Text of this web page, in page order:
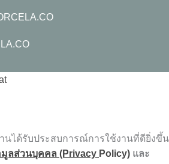
นได้รับประสบการณ์การใช้งานที่ดียิ่งขึ้น
ลส่วนบุคคล (Privacy Policy) และ